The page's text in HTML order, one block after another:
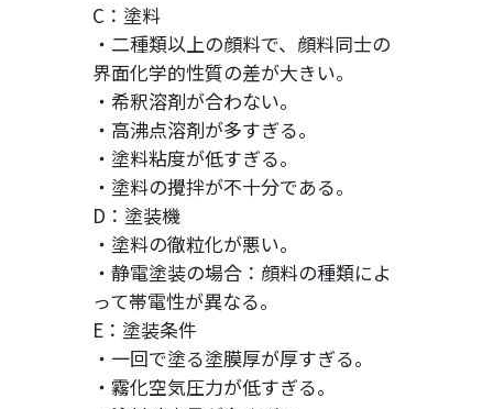
C：塗料
・二種類以上の顔料で、顔料同士の
界面化学的性質の差が大きい。
・希釈溶剤が合わない。
・高沸点溶剤が多すぎる。
・塗料粘度が低すぎる。
・塗料の攪拌が不十分である。
D：塗装機
・塗料の徹粒化が悪い。
・静電塗装の場合：顔料の種類によ
って帯電性が異なる。
E：塗装条件
・一回で塗る塗膜厚が厚すぎる。
・霧化空気圧力が低すぎる。